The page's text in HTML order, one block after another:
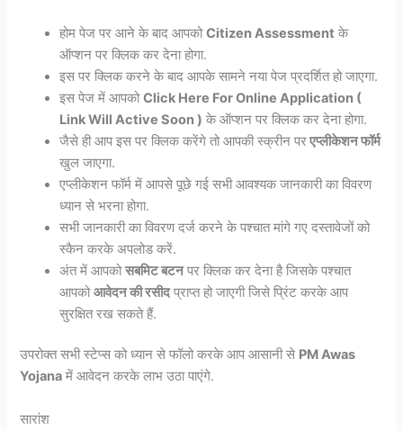
होम पेज पर आने के बाद आपकोCitizen Assessment के
ऑप्शन पर क्लिक कर देना होगा.
इस पर क्लिक करने के बाद आपके सामने नया पेज प्रदर्शित हो जाएगा.
इस पेज में आपकोClick Here For Online Application (
Link Will Active Soon ) के ऑप्शन पर क्लिक कर देना होगा.
जैसे ही आप इस पर क्लिक करेंगे तो आपकी स्क्रीन परएप्लीकेशन फॉर्म
खुल जाएगा.
एप्लीकेशन फॉर्म में आपसे पूछे गई सभी आवश्यक जानकारी का विवरण
ध्यान से भरना होगा.
सभी जानकारी का विवरण दर्ज करने के पश्चात मांगे गए दस्तावेजों को
स्कैन करके अपलोड करें.
अंत में आपकोसबमिट बटनपर क्लिक कर देना है जिसके पश्चात
आपकोआवेदन की रसीदप्राप्त हो जाएगी जिसे प्रिंट करके आप
सुरक्षित रख सकते हैं.
उपरोक्त सभी स्टेप्स को ध्यान से फॉलो करके आप आसानी से PM Awas
Yojana में आवेदन करके लाभ उठा पाएंगे.
सारांश